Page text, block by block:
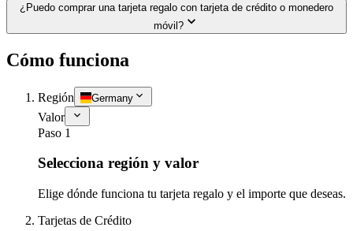
¿Puedo comprar una tarjeta regalo con tarjeta de crédito o monedero
móvil?
Cómo funciona
Región Germany
Valor
Paso 1
Selecciona región y valor
Elige dónde funciona tu tarjeta regalo y el importe que deseas.
Tarjetas de Crédito